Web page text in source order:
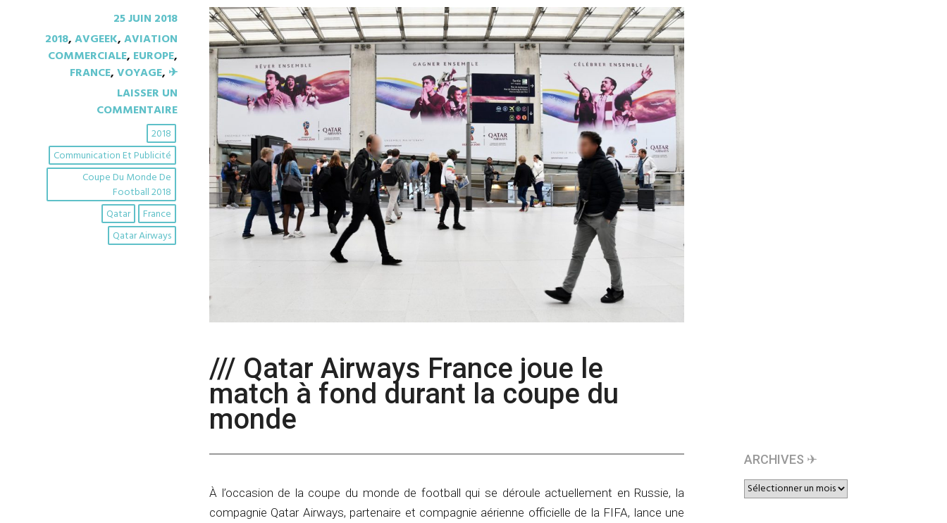
25 JUIN 2018
2018,AVGEEK,AVIATION
COMMERCIALE, EUROPE,
FRANCE,VOYAGE, ✈︎
LAISSER UN
COMMENTAIRE
2018
Communication Et Publicité
Coupe Du Monde De
Football 2018
France
Qatar
Qatar Airways
/// Qatar Airways France joue le
match à fond durant la coupe du
monde
À l’occasion de la coupe du monde de football qui se déroule actuellement en Russie, la
compagnie Qatar Airways, partenaire et compagnie aérienne officielle de la FIFA, lance une
ARCHIVES ✈︎
ARCHIVES
✈︎